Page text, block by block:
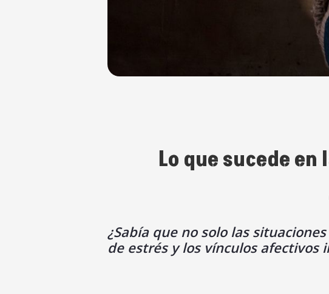
Lo que sucede
¿Sabía que no solo las
de estrés y los vínculos afectivos